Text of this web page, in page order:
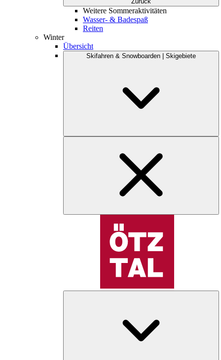
Weitere Sommeraktivitäten
Wasser- & Badespaß
Reiten
Winter
Übersicht
Skifahren & Snowboarden | Skigebiete